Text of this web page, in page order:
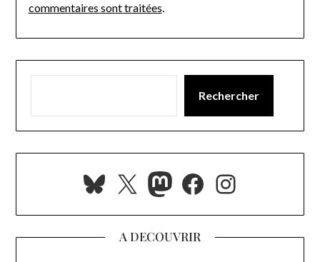
commentaires sont traitées.
Rechercher
Bluesky
X Mastodon
Facebook
A DECOUVRIR